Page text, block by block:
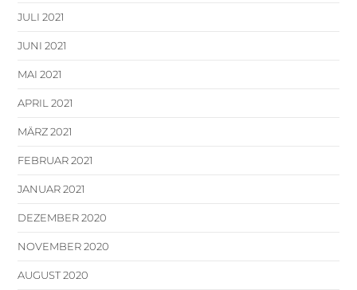
JULI 2021
JUNI 2021
MAI 2021
APRIL 2021
MÄRZ 2021
FEBRUAR 2021
JANUAR 2021
DEZEMBER 2020
NOVEMBER 2020
AUGUST 2020